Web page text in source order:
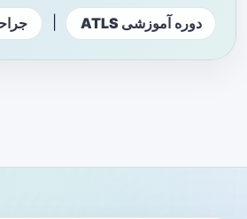
دوره آموزشی ATLS